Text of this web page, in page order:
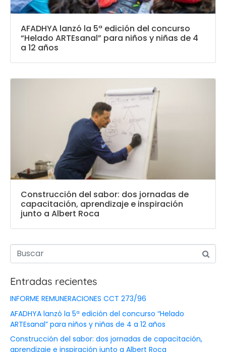
AFADHYA lanzó la 5ª edición del concurso
“Helado ARTEsanal” para niños y niñas de 4
a 12 años
Construcción del sabor: dos jornadas de
capacitación, aprendizaje e inspiración
junto a Albert Roca
Entradas recientes
INFORME REMUNERACIONES CCT 273/96
AFADHYA lanzó la 5ª edición del concurso “Helado
ARTEsanal” para niños y niñas de 4 a 12 años
Construcción del sabor: dos jornadas de capacitación,
aprendizaje e inspiración junto a Albert Roca